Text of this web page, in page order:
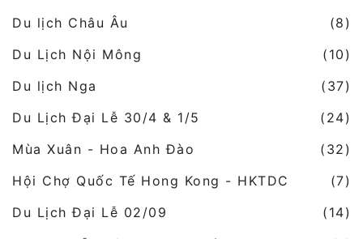
Du lịch Châu Âu
(8)
Du Lịch Nội Mông
(10)
Du lịch Nga
(37)
Du Lịch Đại Lễ 30/4 & 1/5
(24)
Mùa Xuân - Hoa Anh Đào
(32)
Hội Chợ Quốc Tế Hong Kong - HKTDC
(7)
Du Lịch Đại Lễ 02/09
(14)